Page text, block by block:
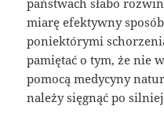
miarę efektywny
poniektórymi
pamiętać o tym, że nie
pomocą medycyny
należy sięgnąć po